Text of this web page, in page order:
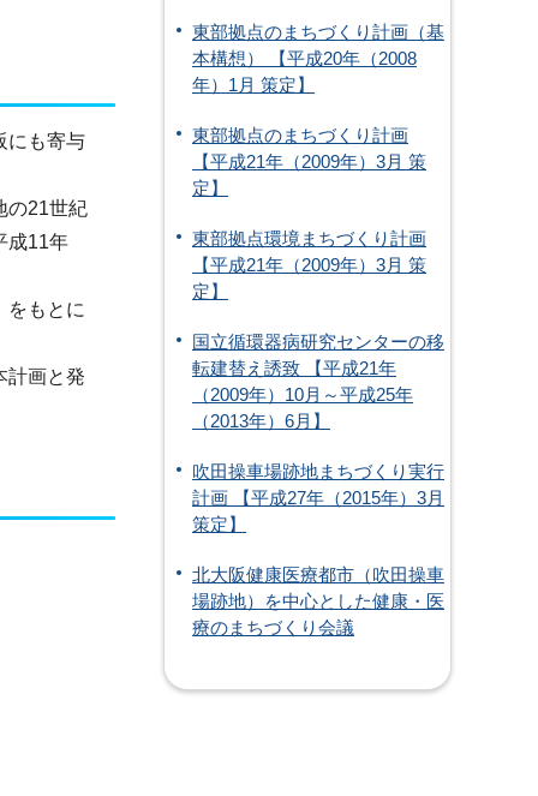
にも寄与
の21世紀
成11年
をもとに
計画と発
東部拠点のまちづくり計画（基
本構想） 【平成20年（2008
年）1月 策定】
東部拠点のまちづくり計画
【平成21年（2009年）3月 策
定】
東部拠点環境まちづくり計画
【平成21年（2009年）3月 策
定】
国立循環器病研究センターの移
転建替え誘致 【平成21年
（2009年）10月～平成25年
（2013年）6月】
吹田操車場跡地まちづくり実行
計画 【平成27年（2015年）3月
策定】
北大阪健康医療都市（吹田操車
場跡地）を中心とした健康・医
療のまちづくり会議